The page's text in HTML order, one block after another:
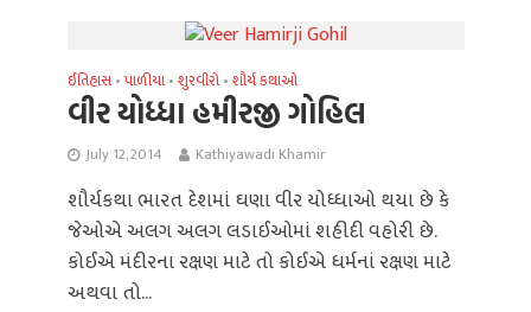
ઈતિહાસ •પાળીયા • શુરવીરો • શૌર્ય કથાઓ
વીર યોધ્ધા હમીરજી ગોહિલ
July 12, 2014 Kathiyawadi Khamir
શૌર્યકથા ભારત દેશમાં ઘણા વીર યોધ્ધાઓ થયા છે કે
જેઓએ અલગ અલગ લડાઈઓમાં શહીદી વહોરી છે.
કોઈએ મંદીરના રક્ષણ માટે તો કોઈએ ધર્મનાં રક્ષણ માટે
અથવા તો...